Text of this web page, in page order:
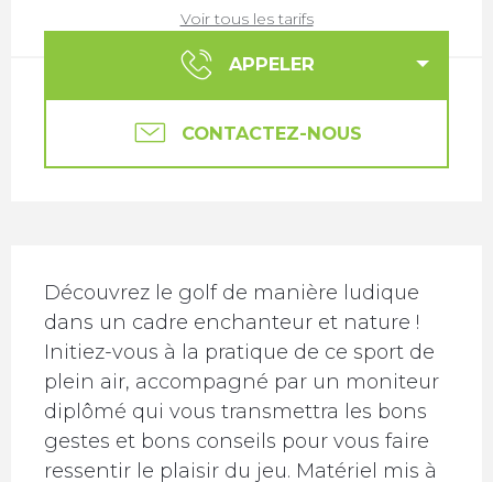
Voir tous les tarifs
APPELER
CONTACTEZ-NOUS
Description
Découvrez le golf de manière ludique
dans un cadre enchanteur et nature !
Initiez-vous à la pratique de ce sport de
plein air, accompagné par un moniteur
diplômé qui vous transmettra les bons
gestes et bons conseils pour vous faire
ressentir le plaisir du jeu. Matériel mis à